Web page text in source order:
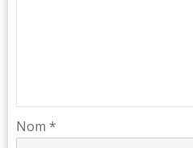
Nom *